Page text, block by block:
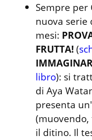
Sempre per
nuova
mesi:
FRUTTA! (
libro): si
di Aya
presenta
il ditino. Il